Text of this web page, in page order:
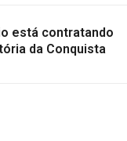
está contratando
da Conquista